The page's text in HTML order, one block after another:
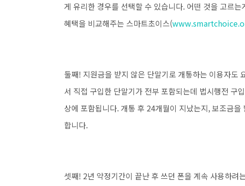
게 유리한 경우를 선택할 수 있습니다. 어떤 것을 고르
혜택을 비교해주는 스마트초이스(
둘째! 지원금을 받지 않은 단말기로 개통하는 이용자도
서 직접 구입한 단말기가 전부 포함되는데 법시행전 구
상에 포함됩니다. 개통 후 24개월이 지났는지, 보조금
합니다.
셋째! 2년 약정기간이 끝난 후 쓰던 폰을 계속 사용하려